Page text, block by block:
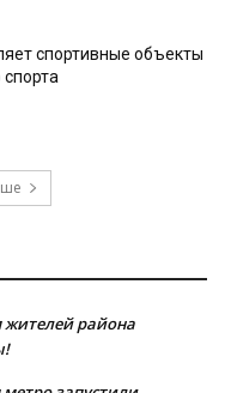
спортивные объекты
жителей района